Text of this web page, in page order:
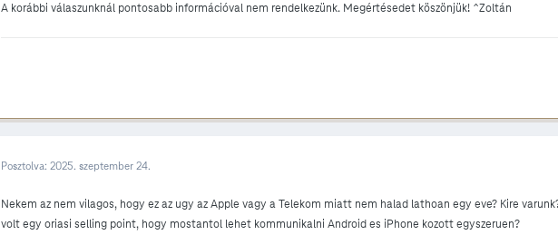
A korábbi válaszunknál pontosabb információval nem rendelkezünk. Megértésedet köszönjük! ^Zoltán
Posztolva: 2025. szeptember 24.
Nekem az nem vilagos, hogy ez az ugy az Apple vagy a Telekom miatt nem halad lathoan egy eve? Kire
volt egy oriasi selling point, hogy mostantol lehet kommunikalni Android es iPhone kozott egyszeruen?